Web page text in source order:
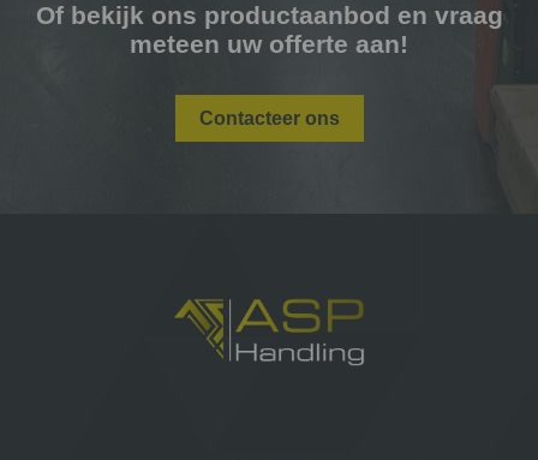
Of bekijk ons productaanbod en vraag
meteen uw offerte aan!
Contacteer ons